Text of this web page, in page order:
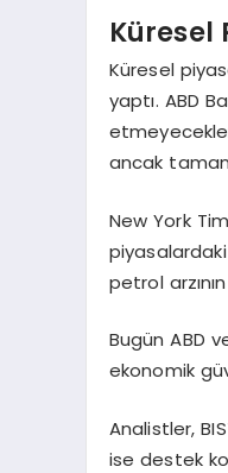
Küresel
Küresel
yaptı. ABD
ancak
New York
petrol
Bugün ABD
ekonomik
Analistler,
ise destek